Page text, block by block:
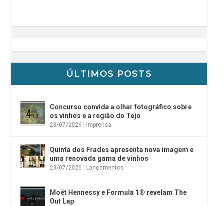
ÚLTIMOS POSTS
Concurso convida a olhar fotográfico sobre
os vinhos e a região do Tejo
23/07/2026 Imprensa
Quinta dos Frades apresenta nova imagem e
uma renovada gama de vinhos
23/07/2026 Lançamentos
Moët Hennessy e Formula 1® revelam The
Out Lap